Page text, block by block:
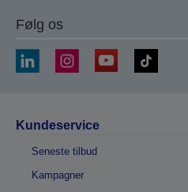
Følg os
Kundeservice
Seneste tilbud
Kampagner